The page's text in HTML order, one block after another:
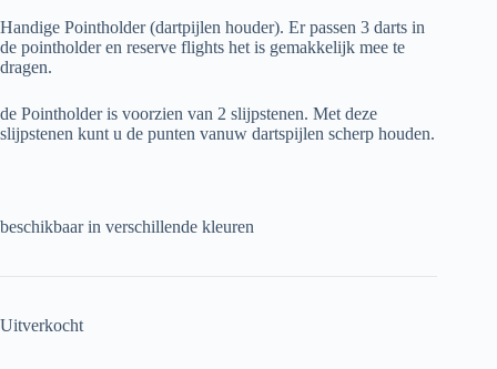
Handige Pointholder (dartpijlen houder). Er passen 3 darts in
de pointholder en reserve flights het is gemakkelijk mee te
dragen.
de Pointholder is voorzien van 2 slijpstenen. Met deze
slijpstenen kunt u de punten vanuw dartspijlen scherp houden.
beschikbaar in verschillende kleuren
Uitverkocht